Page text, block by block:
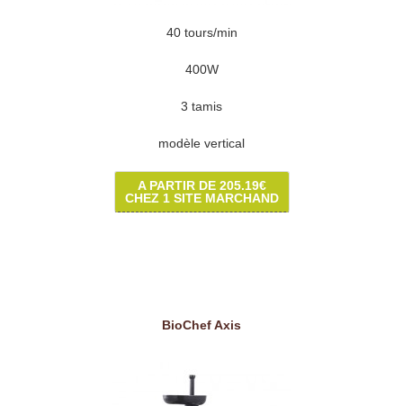
40 tours/min
400W
3 tamis
modèle vertical
A PARTIR DE 205.19€
CHEZ 1 SITE MARCHAND
BioChef Axis